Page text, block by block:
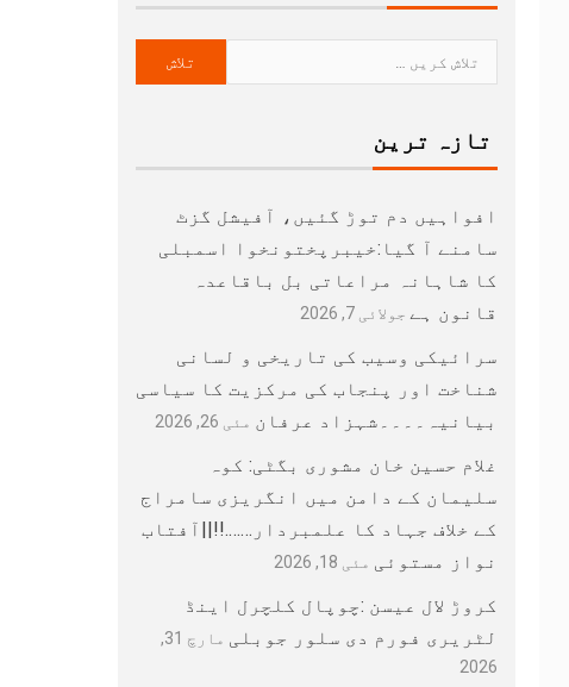
تازہ ترین
افواہیں دم توڑ گئیں، آفیشل گزٹ
سامنے آ گیا:خیبرپختونخوا اسمبلی
کا شاہانہ مراعاتی بل باقاعدہ
قانون ہے جولائی 7, 2026
سرائیکی وسیب کی تاریخی و لسانی
شناخت اور پنجاب کی مرکزیت کا سیاسی
بیانیہ۔۔۔۔شہزاد عرفان مئی 26, 2026
غلام حسین خان مشوری بگٹی: کوہ
سلیمان کے دامن میں انگریزی سامراج
کے خلاف جہاد کا علمبردار…….!!||آفتاب
نواز مستوئی مئی 18, 2026
کروڑ لال عیسن :چوپال کلچرل اینڈ
لٹریری فورم دی سلور جوبلی
مارچ 31,
2026